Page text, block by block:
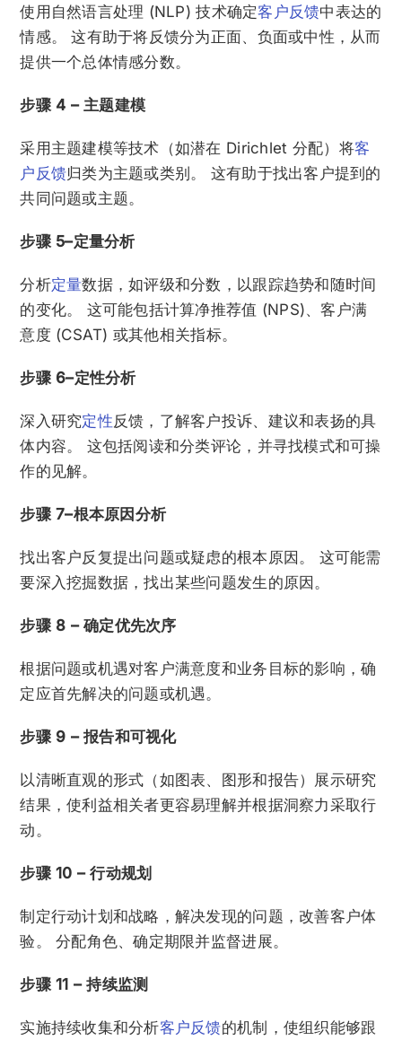
使用自然语言处理 (NLP) 技术确定客户反馈中表达的
情感。 这有助于将反馈分为正面、负面或中性，从而
提供一个总体情感分数。
步骤 4 – 主题建模
采用主题建模等技术（如潜在 Dirichlet 分配）将客
户反馈归类为主题或类别。 这有助于找出客户提到的
共同问题或主题。
步骤 5–定量分析
分析定量数据，如评级和分数，以跟踪趋势和随时间
的变化。 这可能包括计算净推荐值 (NPS)、客户满
意度 (CSAT) 或其他相关指标。
步骤 6–定性分析
深入研究定性反馈，了解客户投诉、建议和表扬的具
体内容。 这包括阅读和分类评论，并寻找模式和可操
作的见解。
步骤 7–根本原因分析
找出客户反复提出问题或疑虑的根本原因。 这可能需
要深入挖掘数据，找出某些问题发生的原因。
步骤 8 – 确定优先次序
根据问题或机遇对客户满意度和业务目标的影响，确
定应首先解决的问题或机遇。
步骤 9 – 报告和可视化
以清晰直观的形式（如图表、图形和报告）展示研究
结果，使利益相关者更容易理解并根据洞察力采取行
动。
步骤 10 – 行动规划
制定行动计划和战略，解决发现的问题，改善客户体
验。 分配角色、确定期限并监督进展。
步骤 11 – 持续监测
实施持续收集和分析客户反馈的机制，使组织能够跟